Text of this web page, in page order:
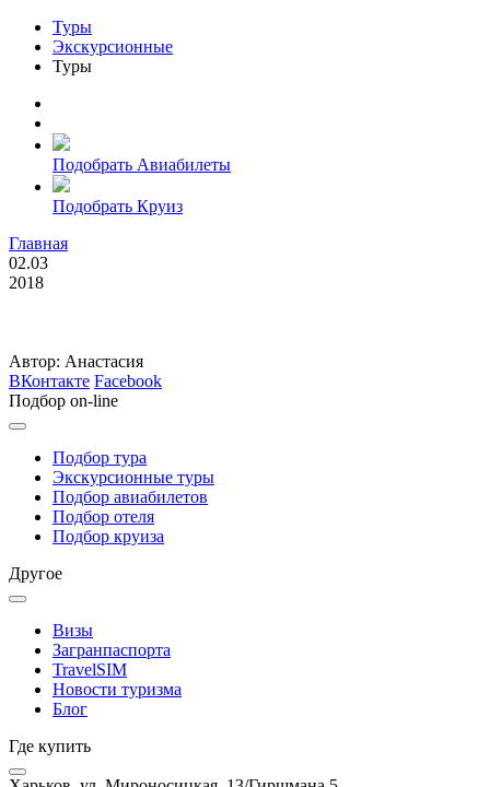
Туры
Экскурсионные
Туры
Подобрать Авиабилеты
Подобрать Круиз
Главная
02.03
2018
Автор: Анастасия
ВКонтакте Facebook
Подбор on-line
Подбор тура
Экскурсионные туры
Подбор авиабилетов
Подбор отеля
Подбор круиза
Другое
Визы
Загранпаспорта
TravelSIM
Новости туризма
Блог
Где купить